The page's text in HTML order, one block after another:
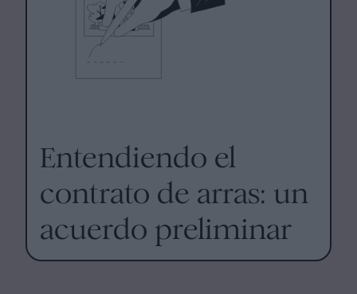
Entendiendo el
contrato de arras: un
acuerdo preliminar